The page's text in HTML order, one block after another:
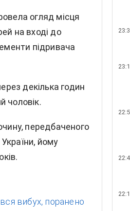
огляд місця
на вході до
підривача
декілька годин
чоловік.
передбаченого
йому
вибух, поранено